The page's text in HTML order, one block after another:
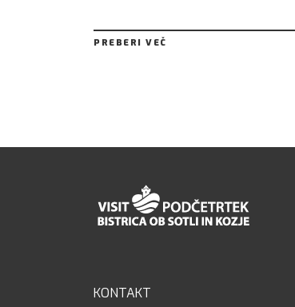
PREBERI VEČ
KONTAKT